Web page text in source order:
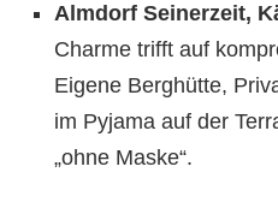
Almdorf Seinerzeit,
Charme trifft auf
Eigene Berghütte,
im Pyjama auf der
„ohne Maske“.